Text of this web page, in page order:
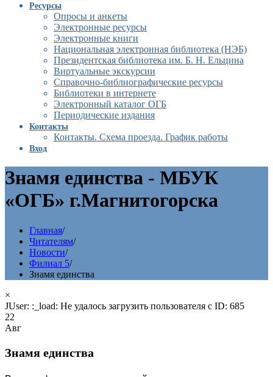
Ресурсы
Опросы и анкеты
Электронные ресурсы
Электронные книги
Национальная электронная библиотека (НЭБ)
Президентская библиотека им. Б. Н. Ельцина
Виртуальные экскурсии
Справочно-библиографические ресурсы
Библиотеки в интернете
Электронный каталог ОГБ
Периодические издания
Контакты
Контакты. Схема проезда. График работы
Вход
Знамя единства - МБУК
«ОГБ» г.Магнитогорска
Главная/
Читателям/
Новости/
Филиал 5/
Знамя единства
×
JUser: :_load: Не удалось загрузить пользователя с ID: 685
22
Авг
Знамя единства